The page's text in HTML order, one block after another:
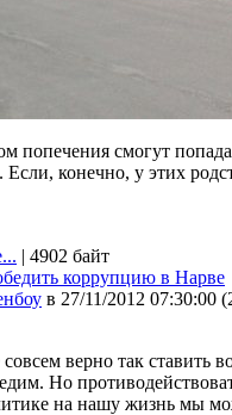
попечения смогут
Если, конечно, у этих
| 4902 байт
коррупцию в Нарве
в 27/11/2012 07:30:00 (
верно так
Но
на нашу жизнь мы